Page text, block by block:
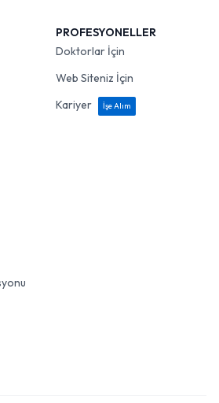
PROFESYONELLER
Doktorlar İçin
Web Siteniz İçin
Kariyer
İşe Alım